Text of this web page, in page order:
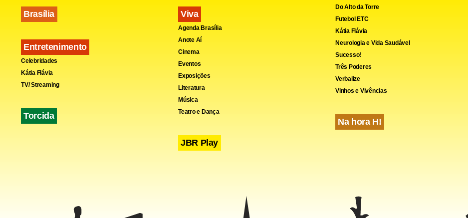
Brasília
Entretenimento
Celebridades
Kátia Flávia
TV/ Streaming
Torcida
Viva
Agenda Brasília
Anote Aí
Cinema
Eventos
Exposições
Literatura
Música
Teatro e Dança
JBR Play
Do Alto da Torre
Futebol ETC
Kátia Flávia
Neurologia e Vida Saudável
Sucesso!
Três Poderes
Verbalize
Vinhos e Vivências
Na hora H!